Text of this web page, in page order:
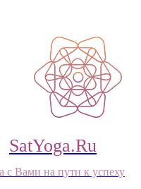
SatYoga.Ru
с Вами на пути к успеху